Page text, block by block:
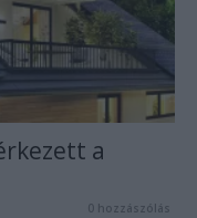
a
0 hozzászólás